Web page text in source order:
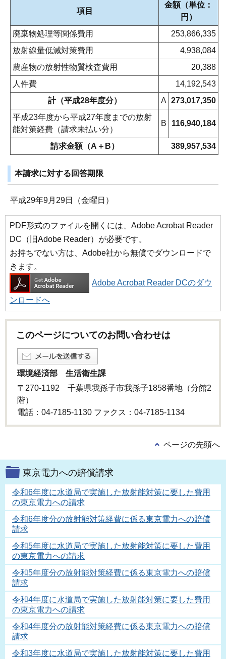
項目
金額（単位：
円）
廃棄物処理等関係費用
253,866,335
放射線量低減対策費用
4,938,084
農産物の放射性物質検査費用
20,388
人件費
14,192,543
計（平成28年度分）
A 273,017,350
平成23年度から平成27年度までの放射
能対策経費（請求未払い分）
B 116,940,184
請求金額（A＋B） 389,957,534
本請求に対する回答期限
平成29年9月29日（金曜日）
PDF形式のファイルを開くには、Adobe Acrobat Reader
DC（旧Adobe Reader）が必要です。
お持ちでない方は、Adobe社から無償でダウンロードで
きます。
Adobe Acrobat Reader DCのダウ
ンロードへ
このページについてのお問い合わせは
環境経済部 生活衛生課
〒270-1192 千葉県我孫子市我孫子1858番地（分館2
階）
電話：04-7185-1130 ファクス：04-7185-1134
ページの先頭へ
東京電力への賠償請求
令和6年度に水道局で実施した放射能対策に要した費用
の東京電力への請求
令和6年度分の放射能対策経費に係る東京電力への賠償
請求
令和5年度に水道局で実施した放射能対策に要した費用
の東京電力への請求
令和5年度分の放射能対策経費に係る東京電力への賠償
請求
令和4年度に水道局で実施した放射能対策に要した費用
の東京電力への請求
令和4年度分の放射能対策経費に係る東京電力への賠償
請求
令和3年度に水道局で実施した放射能対策に要した費用